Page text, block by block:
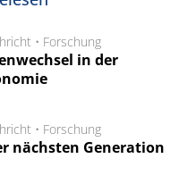
• Forschung
in der
• Forschung
nächsten Generation